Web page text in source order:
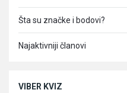
Šta su značke i bodovi?
Najaktivniji članovi
VIBER KVIZ